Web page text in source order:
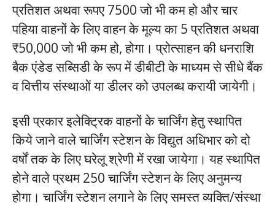
प्रतिशत अथवा रूपए 7500 जो भी कम हो और चार
पहिया वाहनों के लिए वाहन के मूल्य का 5 प्रतिशत अथवा
₹50,000 जो भी कम हो, होगा। प्रोत्साहन की धनराशि
बैक एंडेड सब्सिडी के रूप में डीबीटी के माध्यम से सीधे बैंक
व वित्तीय संस्थाओं या डीलर को उपलब्ध करायी जायेगी।
इसी प्रकार इलेक्ट्रिक वाहनों के चार्जिंग हेतु स्थापित
किये जाने वाले चार्जिंग स्टेशन के विद्युत अधिभार को दो
वर्षों तक के लिए घरेलू श्रेणी में रखा जायेगा। यह स्थापित
होने वाले प्रथम 250 चार्जिंग स्टेशन के लिए अनुमन्य
होगा। चार्जिंग स्टेशन लगाने के लिए समस्त व्यक्ति/संस्था